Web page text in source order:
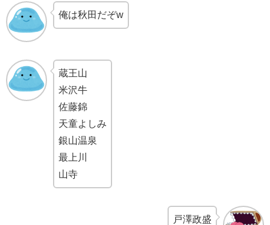
俺は秋田だぞw
蔵王山
米沢牛
佐藤錦
天童よしみ
銀山温泉
最上川
山寺
戸澤政盛